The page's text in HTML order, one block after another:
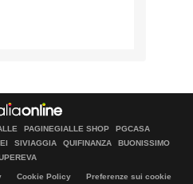
PAGINEGIALLE SHOP
PGCASA
SIVIAGGIA QUIFINANZA
BUONISSIMO
Cookie Policy
Preferenze sui cookie